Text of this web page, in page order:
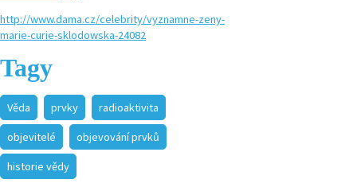
http://www.dama.cz/celebrity/vyznamne-zeny-
marie-curie-sklodowska-24082
Tagy
Věda prvky radioaktivita
objevitelé objevování prvků
historie vědy